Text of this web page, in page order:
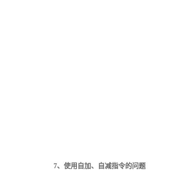
7、使用自加、自减指令的问题